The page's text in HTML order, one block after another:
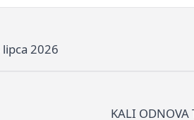
2026
KALI